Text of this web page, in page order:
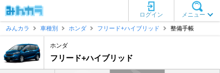
メニュー
ログイン
みんカラ
車種別 ホンダ フリード+ハイブリッド 整備手帳
ホンダ
フリード+ハイブリッド